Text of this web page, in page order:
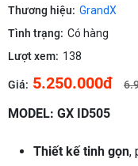
Thương hiệu: GrandX
Tình trạng: Có hàng
Lượt xem: 138
Giá: 5.250.000đ
MODEL: GX ID505
Thiết kế tinh gọn,